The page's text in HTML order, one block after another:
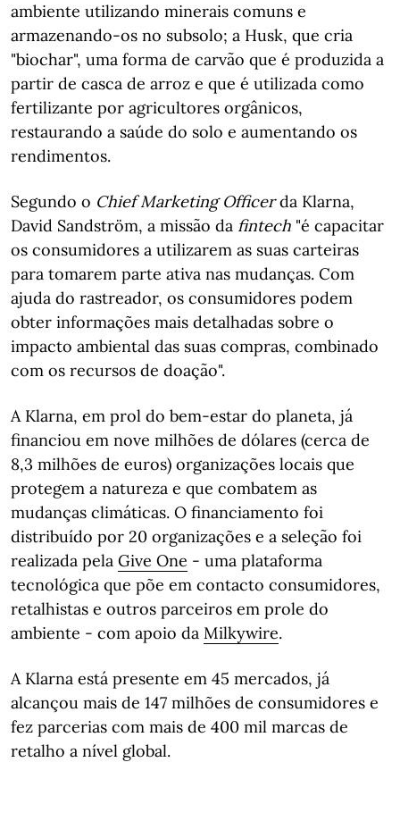
ambiente utilizando minerais comuns e
armazenando-os no subsolo; a Husk, que cria
"biochar", uma forma de carvão que é produzida a
partir de casca de arroz e que é utilizada como
fertilizante por agricultores orgânicos,
restaurando a saúde do solo e aumentando os
rendimentos.
Segundo o Chief Marketing Officerda Klarna,
David Sandström, a missão da fintech "é capacitar
os consumidores a utilizarem as suas carteiras
para tomarem parte ativa nas mudanças. Com
ajuda do rastreador, os consumidores podem
obter informações mais detalhadas sobre o
impacto ambiental das suas compras, combinado
com os recursos de doação".
A Klarna, em prol do bem-estar do planeta, já
financiou em nove milhões de dólares (cerca de
8,3 milhões de euros) organizações locais que
protegem a natureza e que combatem as
mudanças climáticas. O financiamento foi
distribuído por 20 organizações e a seleção foi
realizada pela Give One - uma plataforma
tecnológica que põe em contacto consumidores,
retalhistas e outros parceiros em prole do
ambiente - com apoio da Milkywire.
A Klarna está presente em 45 mercados, já
alcançou mais de 147 milhões de consumidores e
fez parcerias com mais de 400 mil marcas de
retalho a nível global.